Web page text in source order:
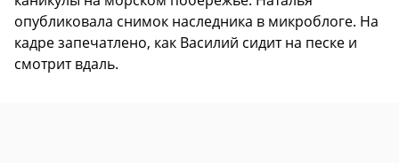
опубликовала снимок наследника в микроблоге. На
кадре запечатлено, как Василий сидит на песке и
смотрит вдаль.